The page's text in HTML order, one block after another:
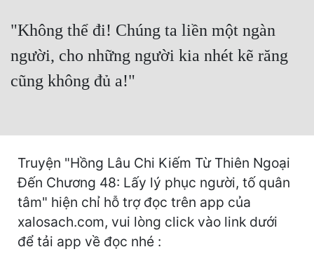
Góc Nhìn Nữ
Huyền Huyễn
Huyền Nghi
Hài Hước
Hệ Thống
Học Đường
Khoa Huyễn
Khoa Huyễn Không Gian
"Không thể đi! Chúng ta liền một ngàn
người, cho những người kia nhét kẽ răng
cũng không đủ a!"
Truyện "Hồng Lâu Chi Kiếm Từ Thiên Ngoại
Đến Chương 48: Lấy lý phục người, tố quân
tâm" hiện chỉ hỗ trợ đọc trên app của
xalosach.com, vui lòng click vào link dưới
để tải app về đọc nhé :